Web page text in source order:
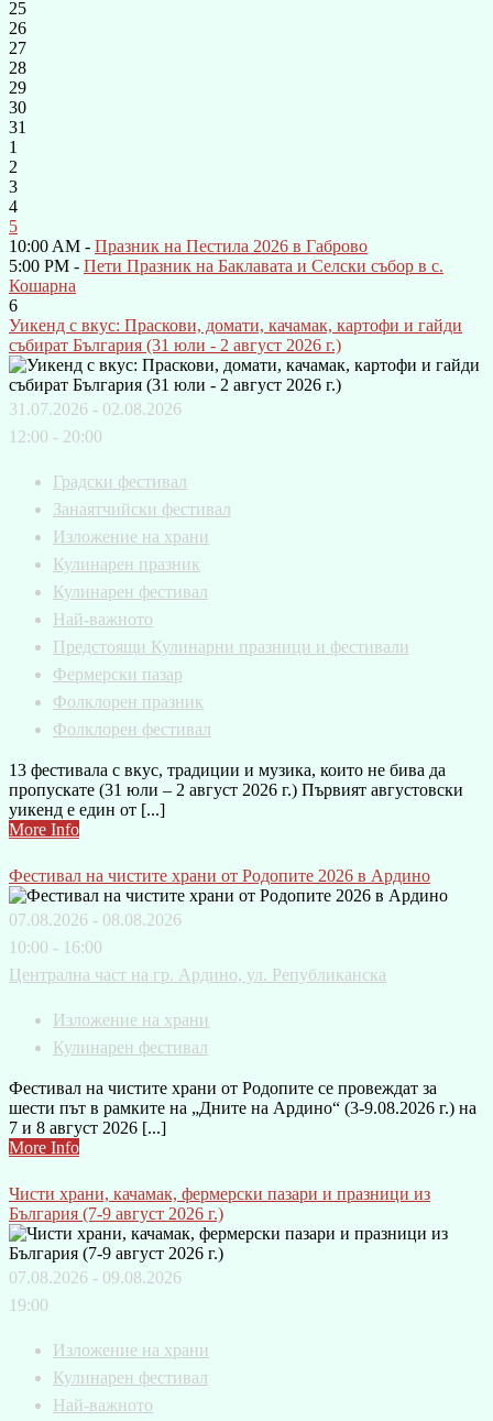
25
26
27
28
29
30
31
1
2
3
4
5
10:00 AM - Празник на Пестила 2026 в Габрово
5:00 PM - Пети Празник на Баклавата и Селски събор в с.
Кошарна
6
Уикенд с вкус: Праскови, домати, качамак, картофи и гайди
събират България (31 юли - 2 август 2026 г.)
31.07.2026 - 02.08.2026
12:00 - 20:00
Градски фестивал
Занаятчийски фестивал
Изложение на храни
Кулинарен празник
Кулинарен фестивал
Най-важното
Предстоящи Кулинарни празници и фестивали
Фермерски пазар
Фолклорен празник
Фолклорен фестивал
13 фестивала с вкус, традиции и музика, които не бива да
пропускате (31 юли – 2 август 2026 г.) Първият августовски
уикенд е един от [...]
More Info
Фестивал на чистите храни от Родопите 2026 в Ардино
07.08.2026 - 08.08.2026
10:00 - 16:00
Централна част на гр. Ардино, ул. Републиканска
Изложение на храни
Кулинарен фестивал
Фестивал на чистите храни от Родопите се провеждат за
шести път в рамките на „Дните на Ардино“ (3-9.08.2026 г.) на
7 и 8 август 2026 [...]
More Info
Чисти храни, качамак, фермерски пазари и празници из
България (7-9 август 2026 г.)
07.08.2026 - 09.08.2026
19:00
Изложение на храни
Кулинарен фестивал
Най-важното